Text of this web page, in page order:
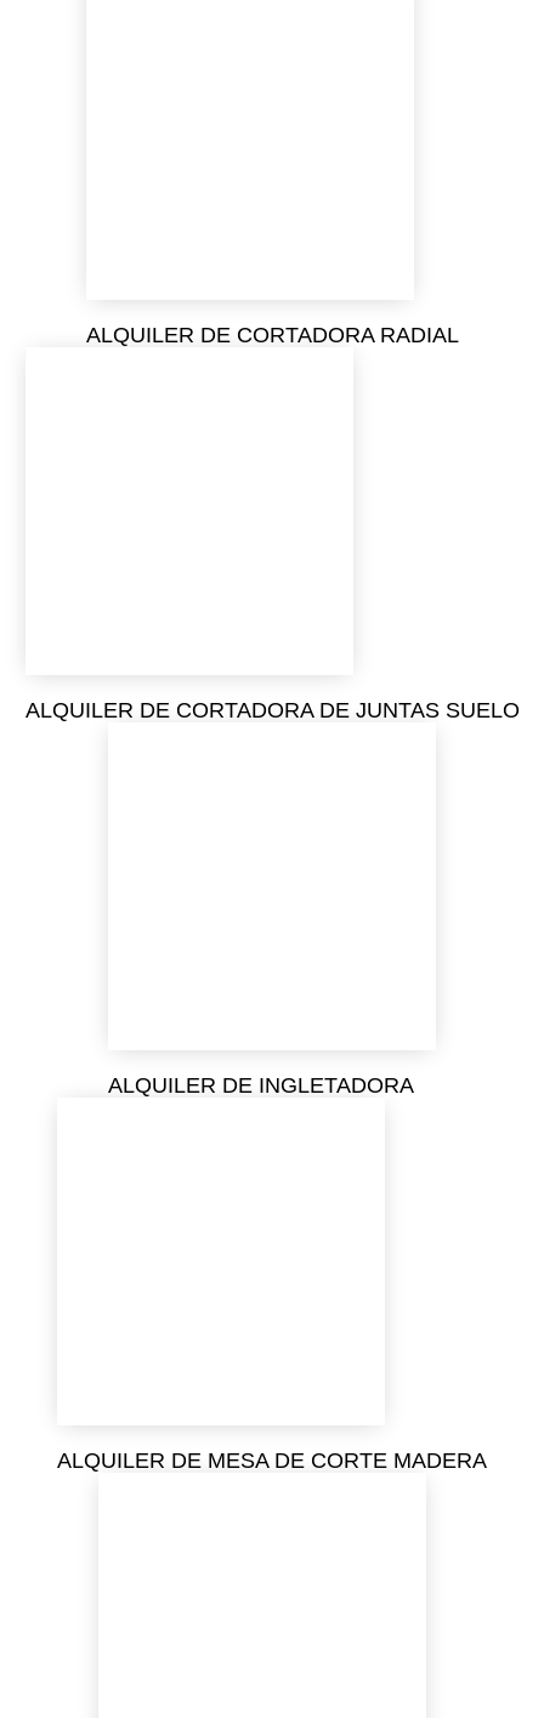
ALQUILER DE CORTADORA RADIAL
ALQUILER DE CORTADORA DE JUNTAS SUELO
ALQUILER DE INGLETADORA
ALQUILER DE MESA DE CORTE MADERA